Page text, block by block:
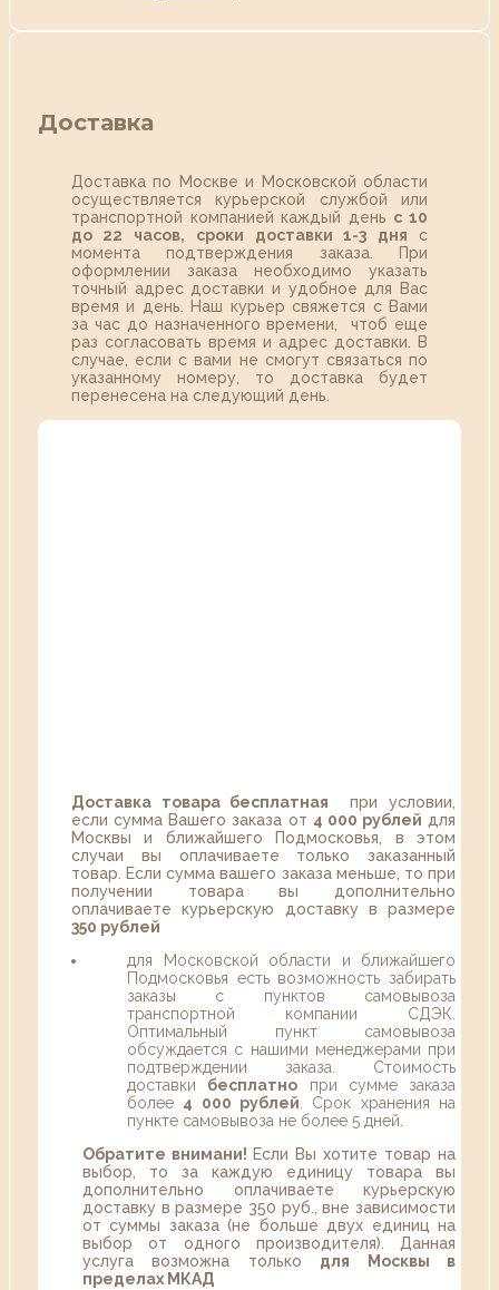
Доставка
Доставка по Москве и Московской области
осуществляется курьерской службой или
транспортной компанией каждый день с 10
до 22 часов,
сроки доставки 1-3 дня с
момента подтверждения заказа. При
оформлении заказа необходимо указать
точный адрес доставки и удобное для Вас
время и день. Наш курьер свяжется с Вами
за час до назначенного времени, чтоб еще
раз согласовать время и адрес доставки. В
случае, если с вами не смогут связаться по
указанному номеру, то доставка будет
перенесена на следующий день.
Доставка товара бесплатная при условии,
если сумма Вашего заказа от 4 000 рублей для
Москвы и ближайшего Подмосковья, в этом
случаи вы оплачиваете только заказанный
товар. Если сумма вашего заказа меньше, то при
получении товара вы дополнительно
оплачиваете курьерскую доставку в размере
350 рублей
для Московской области и ближайшего
Подмосковья есть возможность забирать
заказы с пунктов самовывоза
транспортной компании СДЭК.
Оптимальный пункт самовывоза
обсуждается с нашими менеджерами при
подтверждении заказа. Стоимость
доставки бесплатно при сумме заказа
более 4 000 рублей . Срок хранения на
пункте самовывоза не более 5 дней.
Обратите внимани! Если Вы хотите товар на
выбор, то за каждую единицу товара вы
дополнительно оплачиваете курьерскую
доставку в размере 350 руб., вне зависимости
от суммы заказа (не больше двух единиц на
выбор от одного производителя). Данная
услуга возможна только для Москвы в
пределах МКАД